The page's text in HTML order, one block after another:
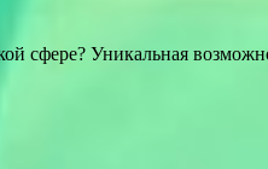
сфере? Уникальная